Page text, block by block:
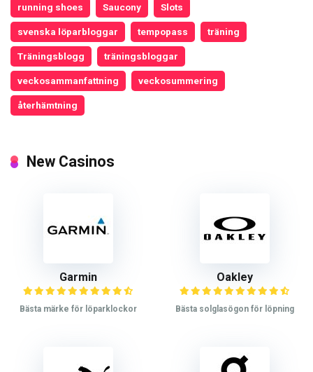
running shoes Saucony Slots
svenska löparbloggar tempopass träning
Träningsblogg träningsbloggar
veckosammanfattning veckosummering
återhämtning
New Casinos
Garmin
Bästa märke för löparklockor
Oakley
Bästa solglasögon för löpning